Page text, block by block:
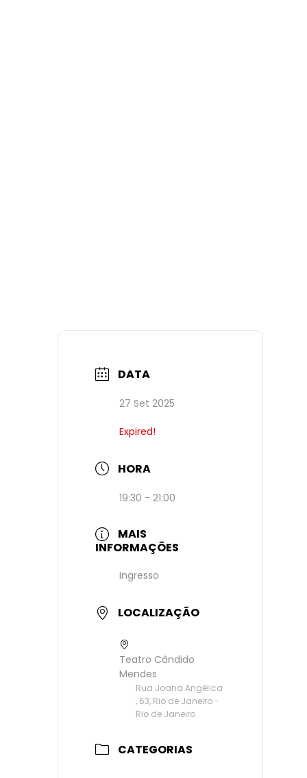
DATA
27 Set 2025
Expired!
HORA
19:30 - 21:00
MAIS
INFORMAÇÕES
Ingresso
LOCALIZAÇÃO
Teatro Cândido
Mendes
Rua Joana Angélica
, 63, Rio de Janeiro -
Rio de Janeiro
CATEGORIAS